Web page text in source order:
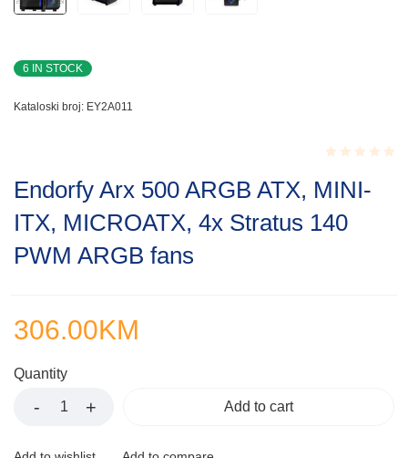
6 IN STOCK
Kataloski broj: EY2A011
0.001
of
5
Endorfy Arx 500 ARGB ATX, MINI-
ITX, MICROATX, 4x Stratus 140
PWM ARGB fans
306.00KM
Quantity
Add to cart